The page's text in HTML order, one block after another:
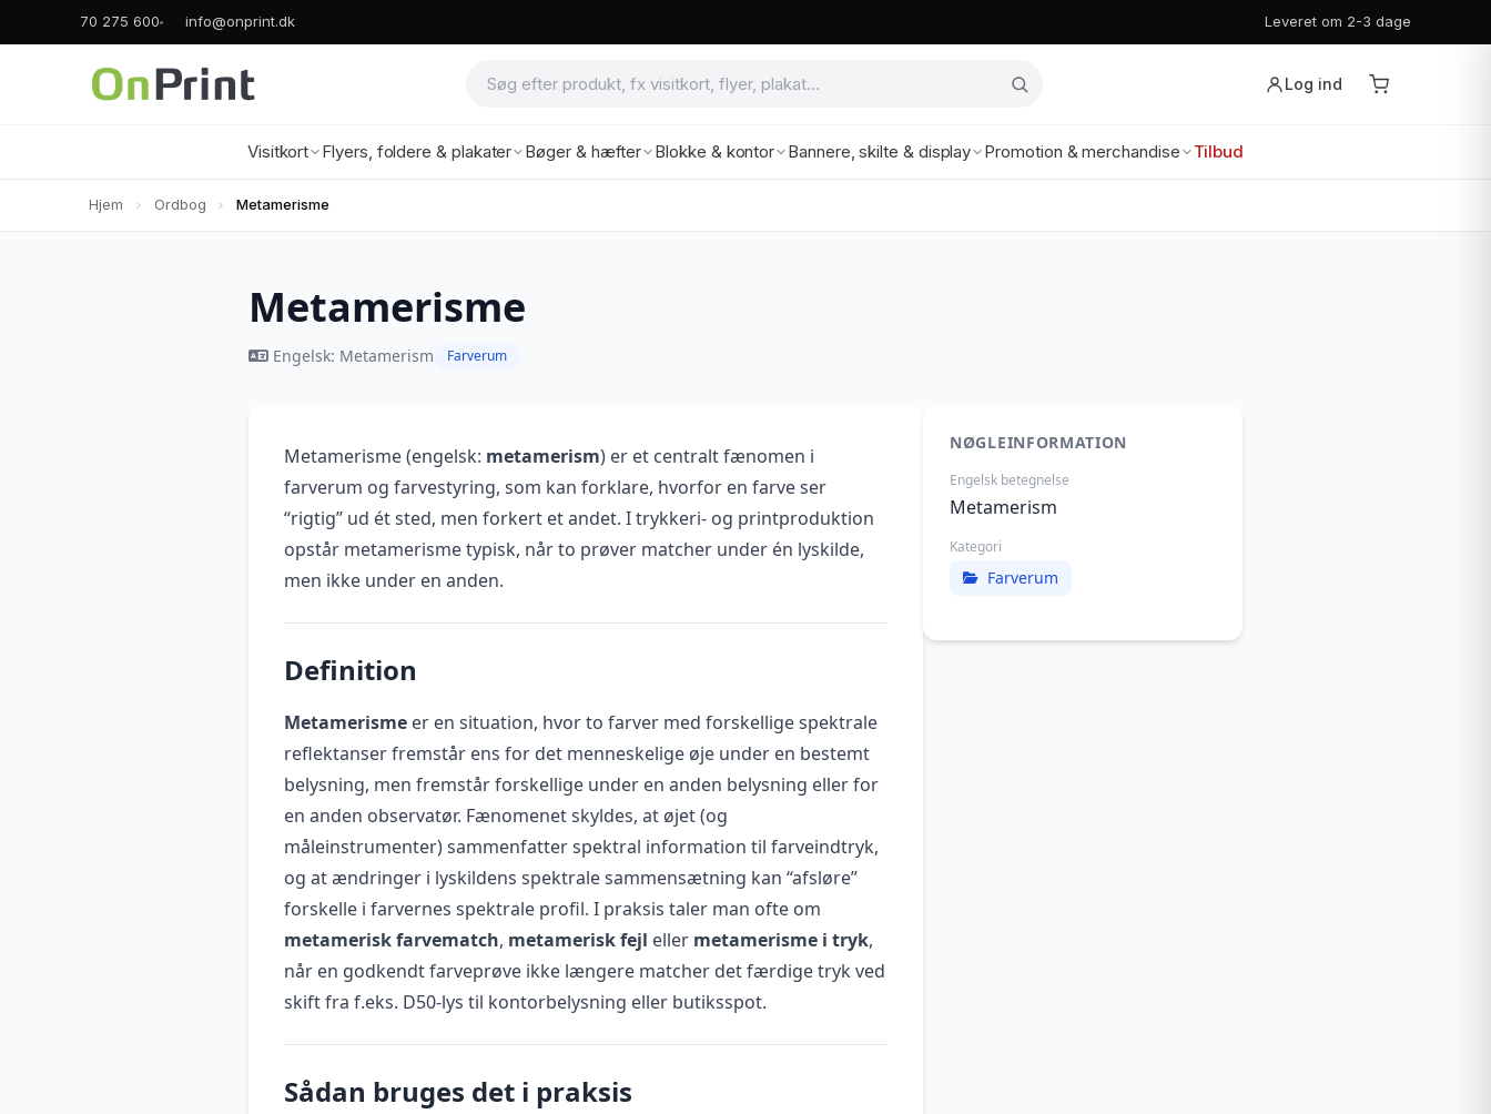
70 275 600 info@onprint.dk Leveret om 2-3 dage
Log ind
Visitkort Flyers, foldere & plakater Bøger & hæfter Blokke & kontor Bannere, skilte & display Promotion & merchandise Tilbud
Hjem Ordbog Metamerisme
Metamerisme
Engelsk: Metamerism Farverum
Metamerisme (engelsk: metamerism) er et centralt fænomen i
farverum og farvestyring, som kan forklare, hvorfor en farve ser
“rigtig” ud ét sted, men forkert et andet. I trykkeri- og printproduktion
opstår metamerisme typisk, når to prøver matcher under én lyskilde,
men ikke under en anden.
Definition
Metamerisme er en situation, hvor to farver med forskellige spektrale
reflektanser fremstår ens for det menneskelige øje under en bestemt
belysning, men fremstår forskellige under en anden belysning eller for
en anden observatør. Fænomenet skyldes, at øjet (og
måleinstrumenter) sammenfatter spektral information til farveindtryk,
og at ændringer i lyskildens spektrale sammensætning kan “afsløre”
forskelle i farvernes spektrale profil. I praksis taler man ofte om
metamerisk farvematch, metamerisk fejl eller metamerisme i tryk,
når en godkendt farveprøve ikke længere matcher det færdige tryk ved
skift fra f.eks. D50-lys til kontorbelysning eller butiksspot.
Sådan bruges det i praksis
NØGLEINFORMATION
Engelsk betegnelse
Metamerism
Kategori
Farverum